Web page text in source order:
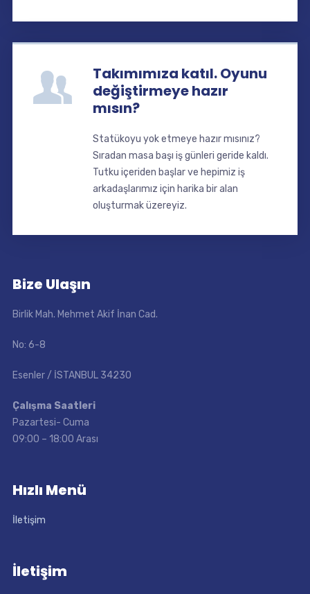
Takımımıza katıl. Oyunu
değiştirmeye hazır
mısın?
Statükoyu yok etmeye hazır mısınız?
Sıradan masa başı iş günleri geride kaldı.
Tutku içeriden başlar ve hepimiz iş
arkadaşlarımız için harika bir alan
oluşturmak üzereyiz.
Bize Ulaşın
Birlik Mah. Mehmet Akif İnan Cad.
No: 6-8
Esenler / İSTANBUL 34230
Çalışma Saatleri
Pazartesi- Cuma
09:00 – 18:00 Arası
Hızlı Menü
İletişim
İletişim